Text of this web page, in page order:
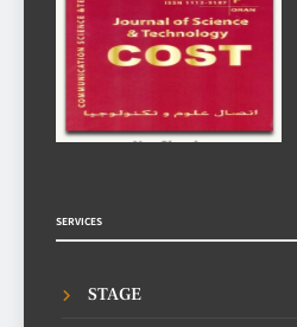
SERVICES
STAGE